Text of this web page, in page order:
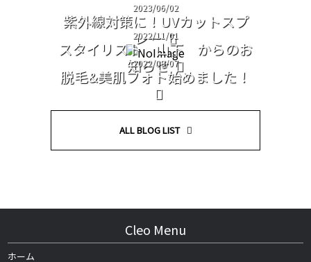
2023/06/02
紫外線対策に！UVカットスプ
レー
2022/11/01
スタイリスト 山下 からのお
知らせ
2022/09/07
脱毛&美肌フォト始めました！
ALL BLOG LIST
Cleo Menu
ホーム